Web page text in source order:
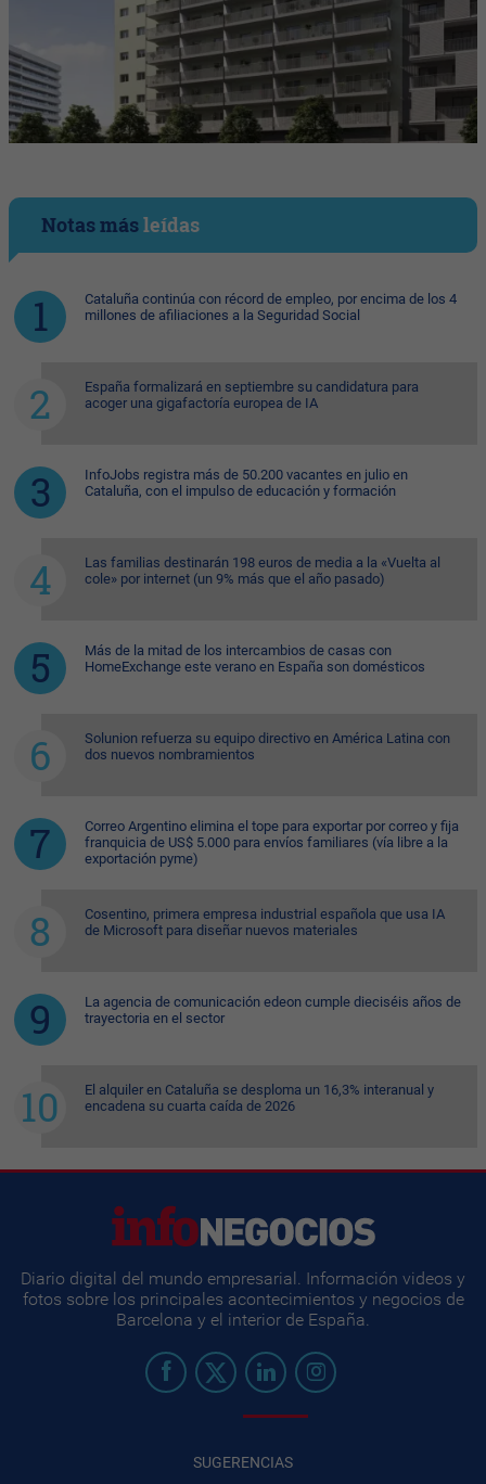
Notas másleídas
Cataluña continúa con récord de empleo, por encima de los 4
millones de afiliaciones a la Seguridad Social
España formalizará en septiembre su candidatura para
acoger una gigafactoría europea de IA
InfoJobs registra más de 50.200 vacantes en julio en
Cataluña, con el impulso de educación y formación
Las familias destinarán 198 euros de media a la «Vuelta al
cole» por internet (un 9% más que el año pasado)
Más de la mitad de los intercambios de casas con
HomeExchange este verano en España son domésticos
Solunion refuerza su equipo directivo en América Latina con
dos nuevos nombramientos
Correo Argentino elimina el tope para exportar por correo y fija
franquicia de US$ 5.000 para envíos familiares (vía libre a la
exportación pyme)
Cosentino, primera empresa industrial española que usa IA
de Microsoft para diseñar nuevos materiales
La agencia de comunicación edeon cumple dieciséis años de
trayectoria en el sector
El alquiler en Cataluña se desploma un 16,3% interanual y
encadena su cuarta caída de 2026
Diario digital del mundo empresarial. Información videos y
fotos sobre los principales acontecimientos y negocios de
Barcelona y el interior de España.
SUGERENCIAS